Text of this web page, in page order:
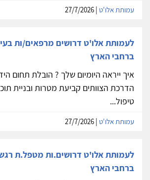
עמותת אלו'ט
לעמותת אלו'ט דרושים מרפאים/ות
ברחבי הארץ
איך ייראה היומיום שלך ? הובלת תחום
הדרכת הצוותים קביעת מטרות ובניית
טיפול...
עמותת אלו'ט
לעמותת אלו'ט דרושים.ות מטפל.ת
ברחבי הארץ